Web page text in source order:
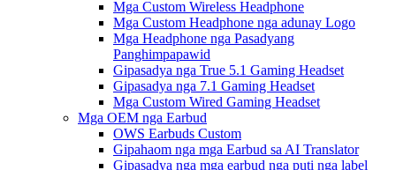
Mga Custom Wireless Headphone
Mga Custom Headphone nga adunay Logo
Mga Headphone nga Pasadyang
Panghimpapawid
Gipasadya nga True 5.1 Gaming Headset
Gipasadya nga 7.1 Gaming Headset
Mga Custom Wired Gaming Headset
Mga OEM nga Earbud
OWS Earbuds Custom
Gipahaom nga mga Earbud sa AI Translator
Gipasadya nga mga earbud nga puti nga label